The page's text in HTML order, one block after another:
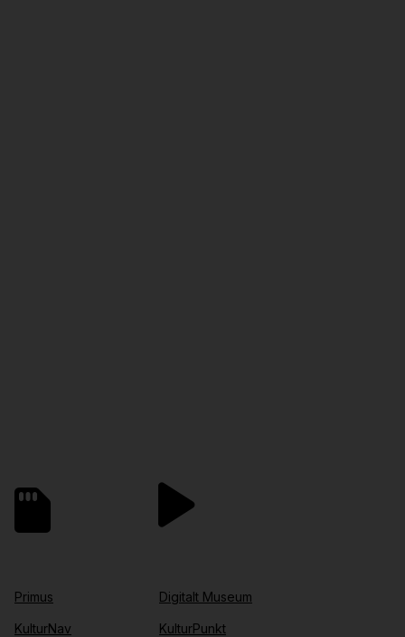
Primus
KulturNav
Digitalt Museum
KulturPunkt